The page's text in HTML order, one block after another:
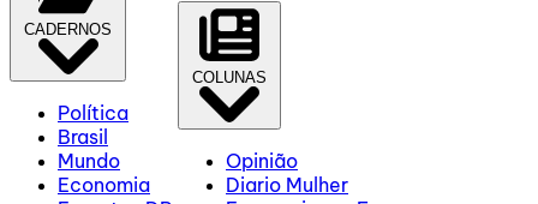
CADERNOS
Política
Brasil
Mundo
Economia
COLUNAS
Opinião
Diario Mulher